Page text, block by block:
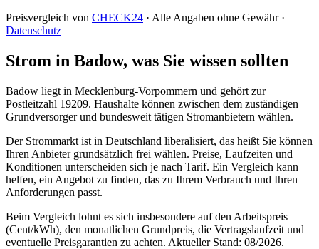
Preisvergleich von CHECK24 · Alle Angaben ohne Gewähr ·
Datenschutz
Strom in Badow, was Sie wissen sollten
Badow liegt in Mecklenburg-Vorpommern und gehört zur
Postleitzahl 19209. Haushalte können zwischen dem zuständigen
Grundversorger und bundesweit tätigen Stromanbietern wählen.
Der Strommarkt ist in Deutschland liberalisiert, das heißt Sie können
Ihren Anbieter grundsätzlich frei wählen. Preise, Laufzeiten und
Konditionen unterscheiden sich je nach Tarif. Ein Vergleich kann
helfen, ein Angebot zu finden, das zu Ihrem Verbrauch und Ihren
Anforderungen passt.
Beim Vergleich lohnt es sich insbesondere auf den Arbeitspreis
(Cent/kWh), den monatlichen Grundpreis, die Vertragslaufzeit und
eventuelle Preisgarantien zu achten. Aktueller Stand: 08/2026.